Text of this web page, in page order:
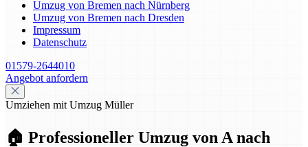
Umzug von Bremen nach Nürnberg
Umzug von Bremen nach Dresden
Impressum
Datenschutz
01579-2644010
Angebot anfordern
Umziehen mit Umzug Müller
🏠 Professioneller Umzug von A nach